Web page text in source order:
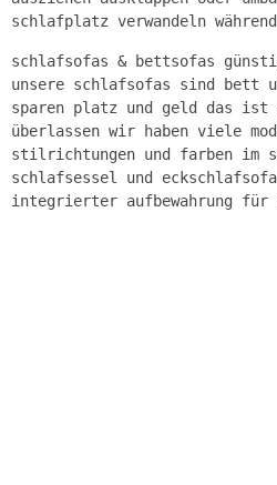
schlafplatz verwandeln
schlafsofas & bettsofas
unsere schlafsofas sind bett
sparen platz und geld das ist
überlassen wir haben viele
stilrichtungen und farben im
schlafsessel und
integrierter aufbewahrung für